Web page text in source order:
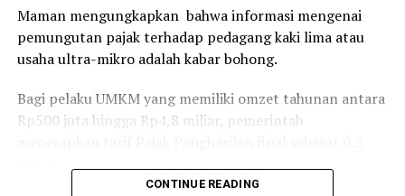
Seperti pada Pajak Bumi dan Bangunan (PBB) tercatat
turun hingga 62,44 persen.
KemudianbPajak Pertambahan Nilai (PPN) juga
mengalami penurunan signifikan sebesar 32,05 persen
Tekanan penerimaan semakin terasa dengan adanya
Maman mengungkapkan bahwa informasi mengenai
pemungutan pajak terhadap pedagang kaki lima atau
usaha ultra-mikro adalah kabar bohong.
Bagi pelaku UMKM yang memiliki omzet tahunan antara
Rp500 juta hingga Rp4,8 miliar, pemerintah
CONTINUE READING